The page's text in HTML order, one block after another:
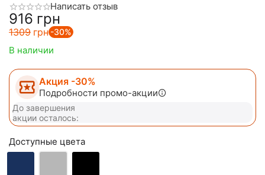
Написать отзыв
‍916‍ грн
‍1309‍ грн -30%
В наличии
Акция -30%
Подробности промо-акции
До завершения
акции осталось:
Доступные цвета